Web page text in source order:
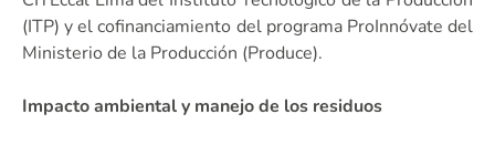
(ITP) y el cofinanciamiento del programa ProInnóvate del
Ministerio de la Producción (Produce).
Impacto ambiental y manejo de los residuos